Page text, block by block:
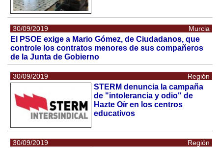
30/09/2019 Murcia
El PSOE exige a Mario Gómez, de Ciudadanos, que
controle los contratos menores de sus compañeros
de la Junta de Gobierno
30/09/2019 Región
STERM denuncia la campaña
de "intolerancia y odio" de
Hazte Oír en los centros
educativos
30/09/2019 Región